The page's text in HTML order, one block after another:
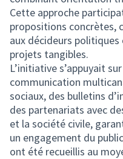
Cette approche
propositions concrètes,
aux décideurs
projets tangibles.
L’initiative s’appuyait
communication
sociaux, des bulletins
des partenariats avec
et la société civile,
un engagement du
ont été recueillis au